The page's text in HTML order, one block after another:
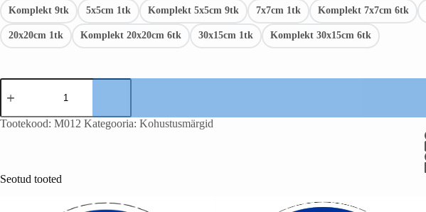
Komplekt 9tk 5x5cm 1tk Komplekt 5x5cm 9tk 7x7cm 1tk Komplekt 7x7cm 6tk
20x20cm 1tk Komplekt 20x20cm 6tk 30x15cm 1tk Komplekt 30x15cm 6tk
Tootekood: M012 Kategooria: Kohustusmärgid
Seotud tooted